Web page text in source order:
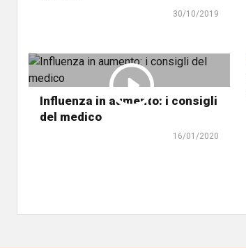
30/10/2019
Influenza in aumento: i consigli
del medico
16/01/2020